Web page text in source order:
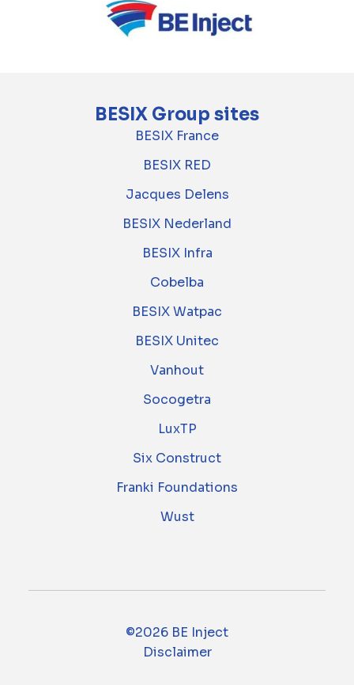
BESIX Group sites
BESIX France
BESIX RED
Jacques Delens
BESIX Nederland
BESIX Infra
Cobelba
BESIX Watpac
BESIX Unitec
Vanhout
Socogetra
LuxTP
Six Construct
Franki Foundations
Wust
©2026 BE Inject
Disclaimer